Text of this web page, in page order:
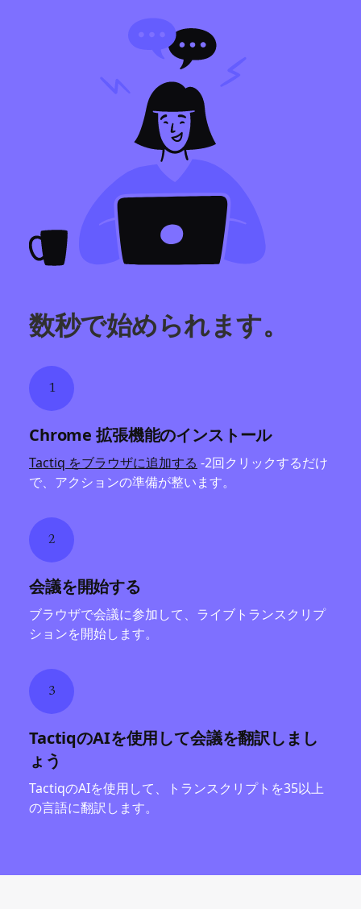
数秒で始められます。
1
Chrome 拡張機能のインストール
Tactiq をブラウザに追加する -2回クリックするだけ
で、アクションの準備が整います。
2
会議を開始する
ブラウザで会議に参加して、ライブトランスクリプ
ションを開始します。
3
TactiqのAIを使用して会議を翻訳しまし
ょう
TactiqのAIを使用して、トランスクリプトを35以上
の言語に翻訳します。